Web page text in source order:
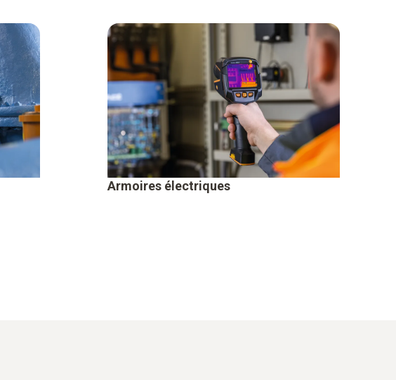
Armoires électriques